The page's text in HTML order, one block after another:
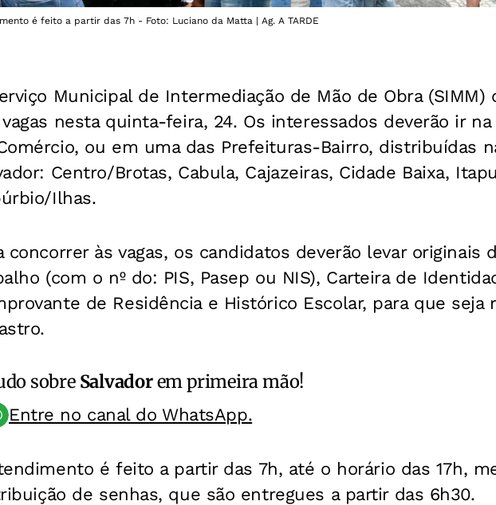
é feito a partir das 7h - Foto: Luciano da Matta | Ag. A TARDE
Municipal de Intermediação de Mão de Obra (SIMM)
vagas nesta quinta-feira, 24. Os interessados deverão ir
ou em uma das Prefeituras-Bairro, distribuídas
Centro/Brotas, Cabula, Cajazeiras, Cidade Baixa,
Ilhas.
concorrer às vagas, os candidatos deverão levar originais
(com o nº do: PIS, Pasep ou NIS), Carteira de
de Residência e Histórico Escolar, para que seja
sobre Salvadorem primeira mão!
Entre no canal do WhatsApp.
é feito a partir das 7h, até o horário das 17h,
de senhas, que são entregues a partir das 6h30.